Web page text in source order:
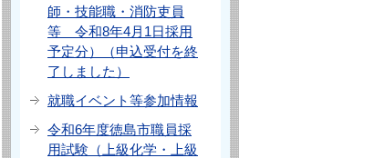
師・技能職・消防吏員
等 令和8年4月1日採用
予定分）（申込受付を終
了しました）
就職イベント等参加情報
令和6年度徳島市職員採
用試験（上級化学・上級